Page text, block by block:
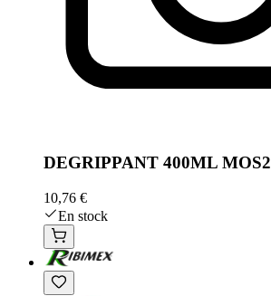
DEGRIPPANT 400ML MOS2
10,76 €
En stock